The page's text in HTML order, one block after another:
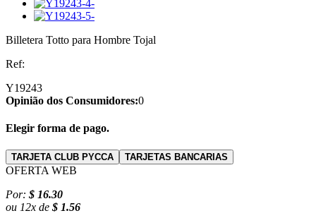
Billetera Totto para Hombre Tojal
Ref:
Y19243
Opinião dos Consumidores:0
Elegir forma de pago.
TARJETA CLUB PYCCA TARJETAS BANCARIAS
OFERTA WEB
Por: $ 16.30
ou 12x de $ 1.56